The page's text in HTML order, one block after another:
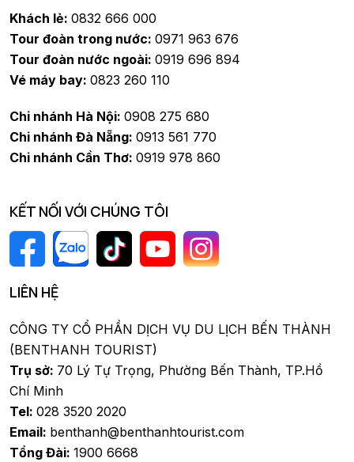
Khách lẻ: 0832 666 000
Tour đoàn trong nước: 0971 963 676
Tour đoàn nước ngoài: 0919 696 894
Vé máy bay: 0823 260 110
Chi nhánh Hà Nội: 0908 275 680
Chi nhánh Đà Nẵng: 0913 561 770
Chi nhánh Cần Thơ: 0919 978 860
KẾT NỐI VỚI CHÚNG TÔI
LIÊN HỆ
CÔNG TY CỔ PHẦN DỊCH VỤ DU LỊCH BẾN THÀNH
(BENTHANH TOURIST)
Trụ sở: 70 Lý Tự Trọng, Phường Bến Thành, TP.Hồ
Chí Minh
Tel: 028 3520 2020
Email: benthanh@benthanhtourist.com
Tổng Đài: 1900 6668